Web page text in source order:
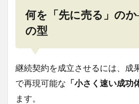
何を「先に売る」の
の型
継続契約を成立させるには、成
で再現可能な 「小さく速い成功
ます。